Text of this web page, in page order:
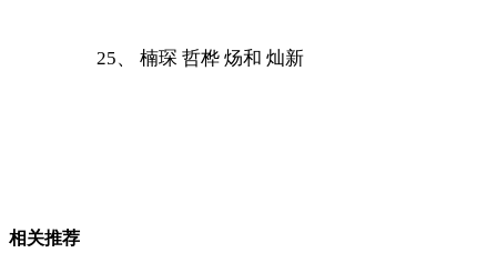
25、 楠琛 哲桦 炀和 灿新
相关推荐